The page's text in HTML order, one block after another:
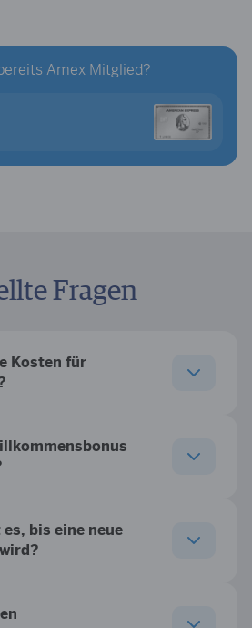
Amex Mitglied?
Fragen
Kosten für
bis eine neue